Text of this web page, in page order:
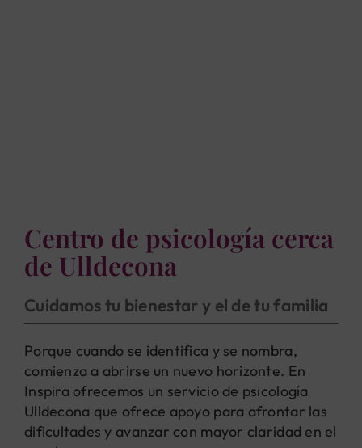
Centro de psicología cerca
de Ulldecona
Cuidamos tu bienestar y el de tu familia
Porque cuando se identifica y se nombra,
comienza a abrirse un nuevo horizonte. En
Inspira ofrecemos un servicio de psicología
Ulldecona que ofrece apoyo para afrontar las
dificultades y avanzar con mayor claridad en el